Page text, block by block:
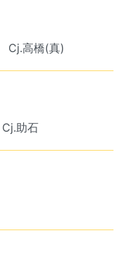
Cj.高橋(真)
Cj.助石